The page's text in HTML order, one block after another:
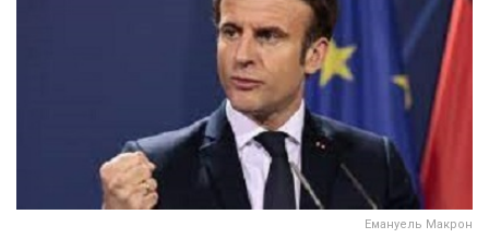
Емануель Макрон